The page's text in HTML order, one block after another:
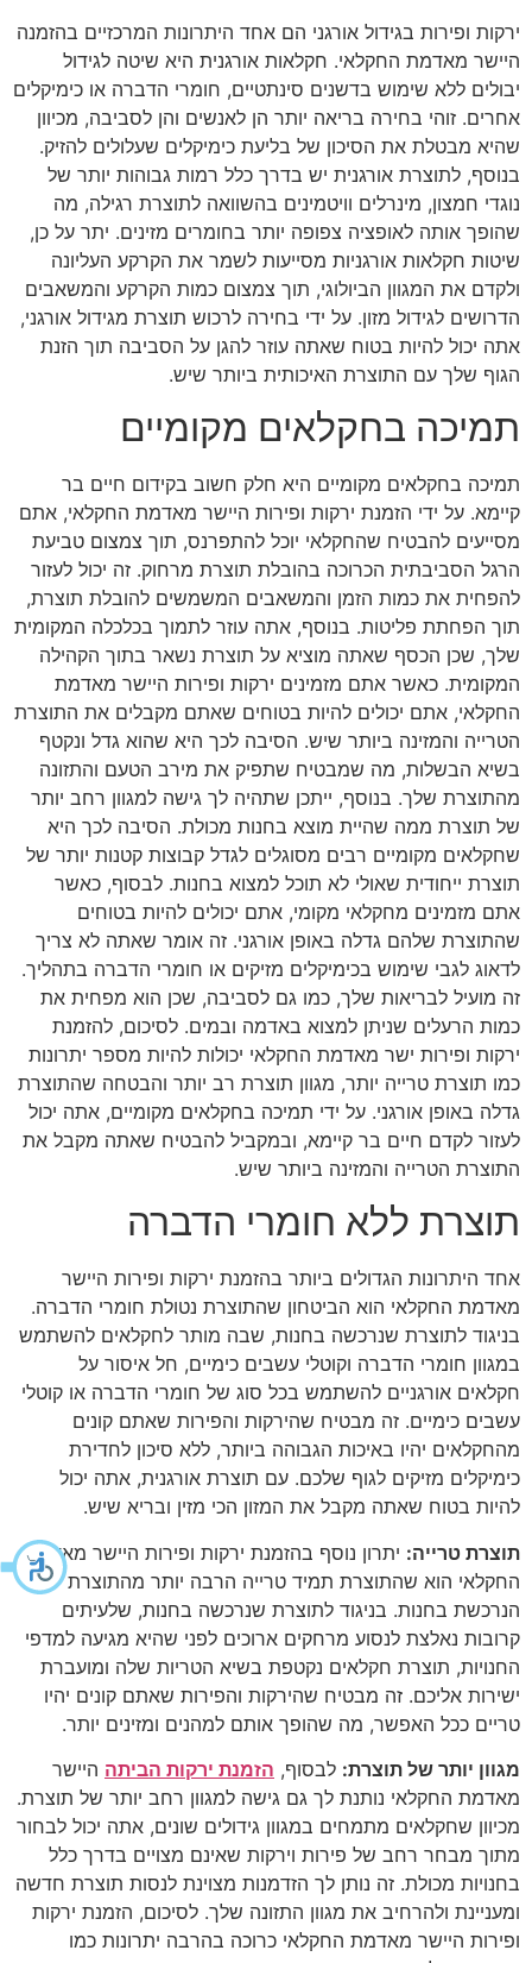
ירקות ופירות בגידול אורגני הם אחד היתרונות המרכזיים בהזמנה
היישר מאדמת החקלאי. חקלאות אורגנית היא שיטה לגידול
יבולים ללא שימוש בדשנים סינתטיים, חומרי הדברה או כימיקלים
אחרים. זוהי בחירה בריאה יותר הן לאנשים והן לסביבה, מכיוון
שהיא מבטלת את הסיכון של בליעת כימיקלים שעלולים להזיק.
בנוסף, לתוצרת אורגנית יש בדרך כלל רמות גבוהות יותר של
נוגדי חמצון, מינרלים וויטמינים בהשוואה לתוצרת רגילה, מה
שהופך אותה לאופציה צפופה יותר בחומרים מזינים. יתר על כן,
שיטות חקלאות אורגניות מסייעות לשמר את הקרקע העליונה
ולקדם את המגוון הביולוגי, תוך צמצום כמות הקרקע והמשאבים
הדרושים לגידול מזון. על ידי בחירה לרכוש תוצרת מגידול אורגני,
אתה יכול להיות בטוח שאתה עוזר להגן על הסביבה תוך הזנת
הגוף שלך עם התוצרת האיכותית ביותר שיש.
תמיכה בחקלאים מקומיים
תמיכה בחקלאים מקומיים היא חלק חשוב בקידום חיים בר
קיימא. על ידי הזמנת ירקות ופירות היישר מאדמת החקלאי, אתם
מסייעים להבטיח שהחקלאי יוכל להתפרנס, תוך צמצום טביעת
הרגל הסביבתית הכרוכה בהובלת תוצרת מרחוק. זה יכול לעזור
להפחית את כמות הזמן והמשאבים המשמשים להובלת תוצרת,
תוך הפחתת פליטות. בנוסף, אתה עוזר לתמוך בכלכלה המקומית
שלך, שכן הכסף שאתה מוציא על תוצרת נשאר בתוך הקהילה
המקומית. כאשר אתם מזמינים ירקות ופירות היישר מאדמת
החקלאי, אתם יכולים להיות בטוחים שאתם מקבלים את התוצרת
הטרייה והמזינה ביותר שיש. הסיבה לכך היא שהוא גדל ונקטף
בשיא הבשלות, מה שמבטיח שתפיק את מירב הטעם והתזונה
מהתוצרת שלך. בנוסף, ייתכן שתהיה לך גישה למגוון רחב יותר
של תוצרת ממה שהיית מוצא בחנות מכולת. הסיבה לכך היא
שחקלאים מקומיים רבים מסוגלים לגדל קבוצות קטנות יותר של
תוצרת ייחודית שאולי לא תוכל למצוא בחנות. לבסוף, כאשר
אתם מזמינים מחקלאי מקומי, אתם יכולים להיות בטוחים
שהתוצרת שלהם גדלה באופן אורגני. זה אומר שאתה לא צריך
לדאוג לגבי שימוש בכימיקלים מזיקים או חומרי הדברה בתהליך.
זה מועיל לבריאות שלך, כמו גם לסביבה, שכן הוא מפחית את
כמות הרעלים שניתן למצוא באדמה ובמים. לסיכום, להזמנת
ירקות ופירות ישר מאדמת החקלאי יכולות להיות מספר יתרונות
כמו תוצרת טרייה יותר, מגוון תוצרת רב יותר והבטחה שהתוצרת
גדלה באופן אורגני. על ידי תמיכה בחקלאים מקומיים, אתה יכול
לעזור לקדם חיים בר קיימא, ובמקביל להבטיח שאתה מקבל את
התוצרת הטרייה והמזינה ביותר שיש.
תוצרת ללא חומרי הדברה
אחד היתרונות הגדולים ביותר בהזמנת ירקות ופירות היישר
מאדמת החקלאי הוא הביטחון שהתוצרת נטולת חומרי הדברה.
בניגוד לתוצרת שנרכשה בחנות, שבה מותר לחקלאים להשתמש
במגוון חומרי הדברה וקוטלי עשבים כימיים, חל איסור על
חקלאים אורגניים להשתמש בכל סוג של חומרי הדברה או קוטלי
עשבים כימיים. זה מבטיח שהירקות והפירות שאתם קונים
מהחקלאים יהיו באיכות הגבוהה ביותר, ללא סיכון לחדירת
כימיקלים מזיקים לגוף שלכם. עם תוצרת אורגנית, אתה יכול
להיות בטוח שאתה מקבל את המזון הכי מזין ובריא שיש.
תוצרת טרייה: יתרון נוסף בהזמנת ירקות ופירות היישר מאדמת
החקלאי הוא שהתוצרת תמיד טרייה הרבה יותר מהתוצרת
הנרכשת בחנות. בניגוד לתוצרת שנרכשה בחנות, שלעיתים
קרובות נאלצת לנסוע מרחקים ארוכים לפני שהיא מגיעה למדפי
החנויות, תוצרת חקלאים נקטפת בשיא הטריות שלה ומועברת
ישירות אליכם. זה מבטיח שהירקות והפירות שאתם קונים יהיו
טריים ככל האפשר, מה שהופך אותם למהנים ומזינים יותר.
מגוון יותר של תוצרת: לבסוף, הזמנת ירקות הביתה היישר
מאדמת החקלאי נותנת לך גם גישה למגוון רחב יותר של תוצרת.
מכיוון שחקלאים מתמחים במגוון גידולים שונים, אתה יכול לבחור
מתוך מבחר רחב של פירות וירקות שאינם מצויים בדרך כלל
בחנויות מכולת. זה נותן לך הזדמנות מצוינת לנסות תוצרת חדשה
ומעניינת ולהרחיב את מגוון התזונה שלך. לסיכום, הזמנת ירקות
ופירות היישר מאדמת החקלאי כרוכה בהרבה יתרונות כמו